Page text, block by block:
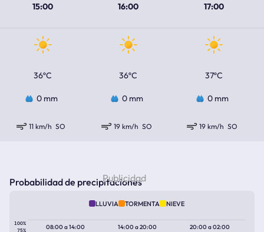
15:00 16:00 17:00
36ºC 36ºC 37ºC
0 mm 0 mm 0 mm
11 km/h SO 19 km/h SO 19 km/h SO
Probabilidad de precipitaciones
LLUVIA TORMENTA NIEVE
100%
75%
08:00a14:00 14:00a20:00 20:00a02:00